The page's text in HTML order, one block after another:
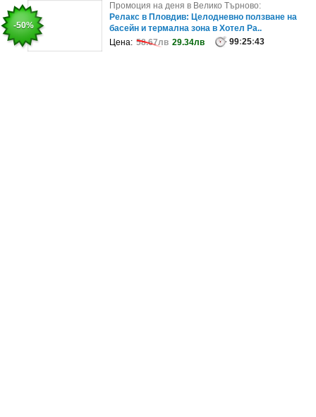
-43%
Промоция на деня в София:
За сияйна кожа: Комплексна терапия за лице
Hydrafacial 9 в 1, плюс лимфен ..
Цена: 183.85лв 105.61лв 71:25:
-50%
Промоция на деня в Велико Търново:
Релакс в Пловдив: Целодневно ползване на
басейн и термална зона в Хотел Ра..
Цена: 58.67лв 29.34лв 99:25:43